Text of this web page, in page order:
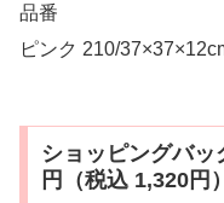
品番
ピンク 210/
ショッピングバ
円（税込 1,320円）